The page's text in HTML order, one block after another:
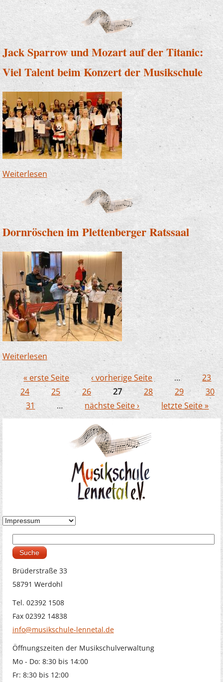
begeisterte
Jack Sparrow und Mozart auf der Titanic:
Viel Talent beim Konzert der Musikschule
Weiterlesen über Jack Sparrow und Mozart auf der Titanic:
Viel Talent beim Konzert der Musikschule
Dornröschen im Plettenberger Ratssaal
Weiterlesen über Dornröschen im Plettenberger Ratssaal
Seiten
« erste Seite ‹ vorherige Seite …
23
24
25 26 27 28 29
30
31
… nächste Seite › letzte Seite »
Suchformular
Brüderstraße 33
58791 Werdohl
Tel. 02392 1508
Fax 02392 14838
info@musikschule-lennetal.de
Öffnungszeiten der Musikschulverwaltung
Mo - Do: 8:30 bis 14:00
Fr: 8:30 bis 12:00